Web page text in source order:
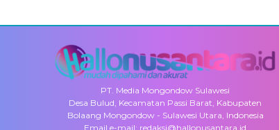
PT. Media Mongondow Sulawesi
Desa Bulud, Kecamatan Passi Barat, Kabupaten
Bolaang Mongondow - Sulawesi Utara, Indonesia
Email e-mail: redaksi@hallonusantara.id